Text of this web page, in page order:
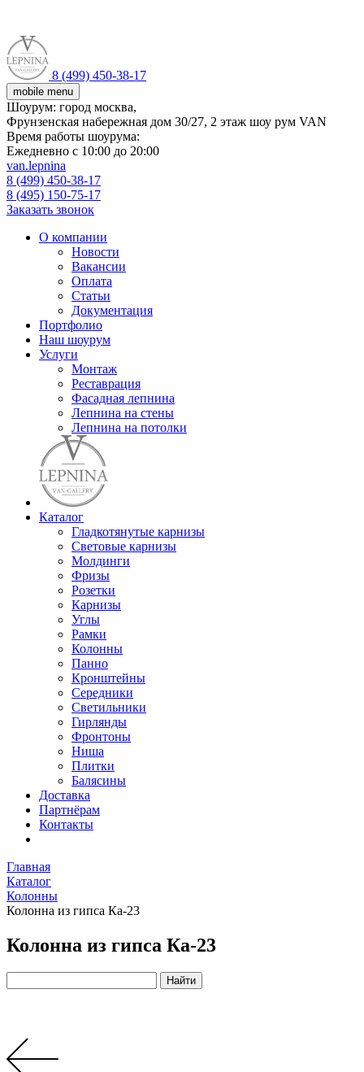
8 (499) 450-38-17
mobile menu
Шоурум: город москва,
Фрунзенская набережная дом 30/27, 2 этаж шоу рум VAN
Время работы шоурума:
Ежедневно с 10:00 до 20:00
van.lepnina
8 (499) 450-38-17
8 (495) 150-75-17
Заказать звонок
О компании
Новости
Вакансии
Оплата
Статьи
Документация
Портфолио
Наш шоурум
Услуги
Монтаж
Реставрация
Фасадная лепнина
Лепнина на стены
Лепнина на потолки
Каталог
Гладкотянутые карнизы
Световые карнизы
Молдинги
Фризы
Розетки
Карнизы
Углы
Рамки
Колонны
Панно
Кронштейны
Середники
Светильники
Гирлянды
Фронтоны
Ниша
Плитки
Балясины
Доставка
Партнёрам
Контакты
Главная
Каталог
Колонны
Колонна из гипса Ка-23
Колонна из гипса Ка-23